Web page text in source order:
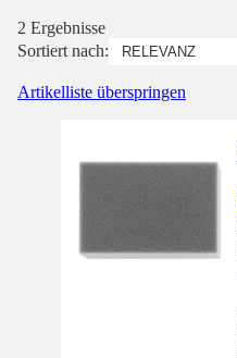
2 Ergebnisse
Sortiert nach:
Artikelliste überspringen